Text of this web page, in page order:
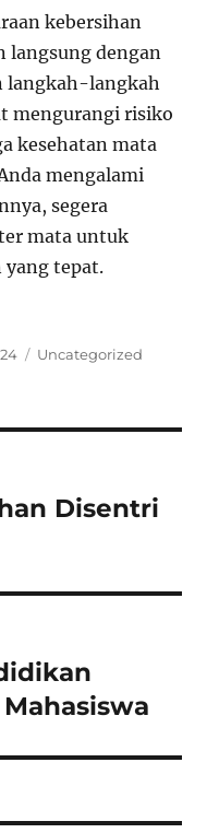
kebersihan
langsung dengan
langkah-langkah
mengurangi risiko
kesehatan mata
mengalami
segera
mata untuk
yang tepat.
Categories
Uncategorized
Disentri